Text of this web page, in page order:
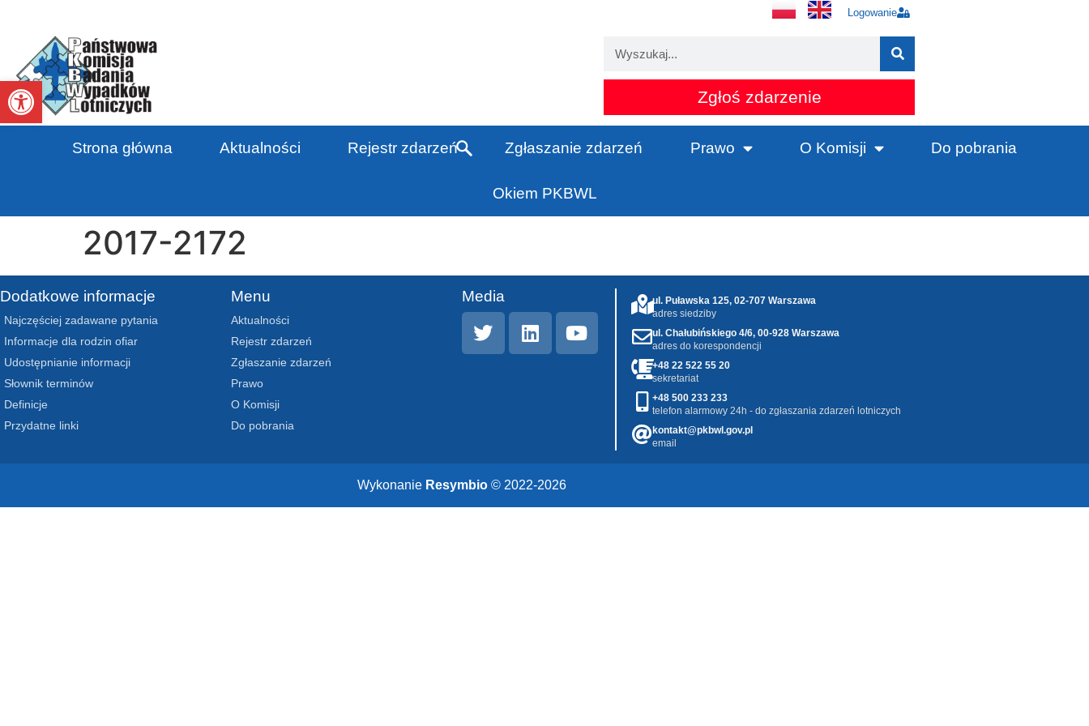
Otwórz pasek narzędzi
Logowanie
Zgłoś zdarzenie
Strona główna Aktualności Rejestr zdarzeń Zgłaszanie zdarzeń Prawo O Komisji Do pobrania
Okiem PKBWL
2017-2172
Dodatkowe informacje
Najczęściej zadawane pytania
Informacje dla rodzin ofiar
Udostępnianie informacji
Słownik terminów
Definicje
Przydatne linki
Menu
Aktualności
Rejestr zdarzeń
Zgłaszanie zdarzeń
Prawo
O Komisji
Do pobrania
Media
ul. Puławska 125, 02-707 Warszawa
adres siedziby
ul. Chałubińskiego 4/6, 00-928 Warszawa
adres do korespondencji
+48 22 522 55 20
sekretariat
+48 500 233 233
telefon alarmowy 24h - do zgłaszania zdarzeń lotniczych
kontakt@pkbwl.gov.pl
email
Wykonanie Resymbio © 2022-2026